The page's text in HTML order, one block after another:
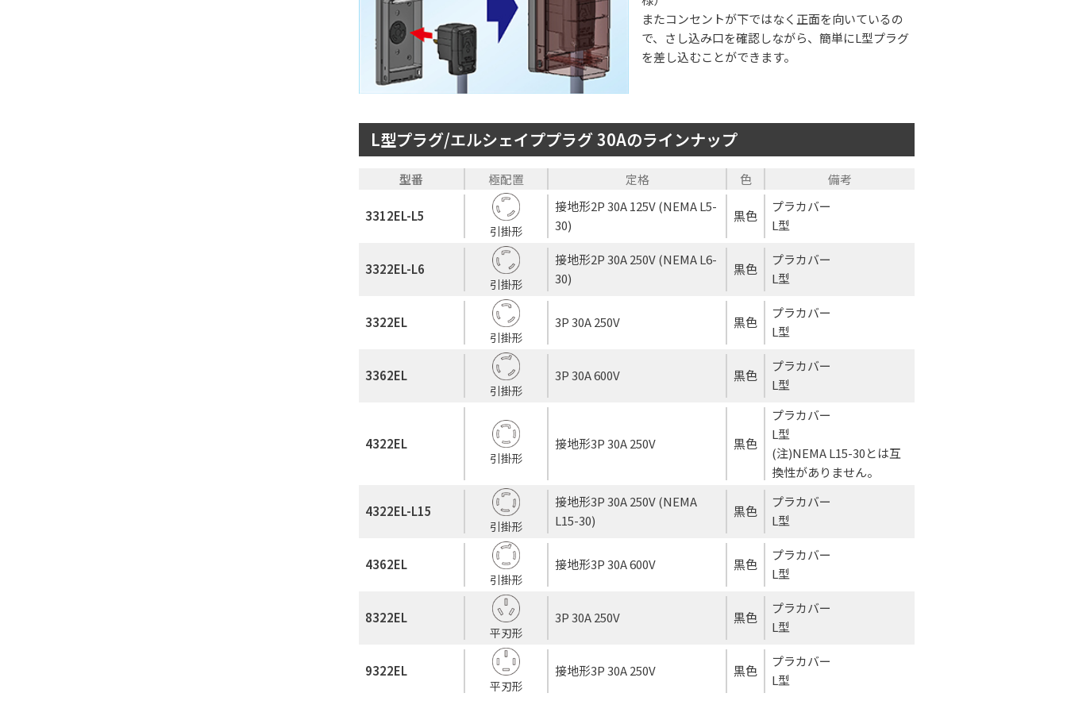
またコンセントが下ではなく正面を向いているの
で、さし込み口を確認しながら、簡単にL型プラグ
を差し込むことができます。
L型プラグ/エルシェイププラグ 30Aのラインナップ
型番 極配置 定格 色 備考
3312EL-L5
引掛形
接地形2P 30A 125V (NEMA L5-
30)
黒色
プラカバー
L型
3322EL-L6
引掛形
接地形2P 30A 250V (NEMA L6-
30)
黒色
プラカバー
L型
3322EL
引掛形
3P 30A 250V 黒色
プラカバー
L型
3362EL
引掛形
3P 30A 600V 黒色
プラカバー
L型
4322EL
引掛形
接地形3P 30A 250V 黒色
プラカバー
L型
(注)NEMA L15-30とは互
換性がありません。
4322EL-L15
引掛形
接地形3P 30A 250V (NEMA
L15-30)
黒色
プラカバー
L型
4362EL
引掛形
接地形3P 30A 600V 黒色
プラカバー
L型
8322EL
平刃形
3P 30A 250V 黒色
プラカバー
L型
9322EL
平刃形
接地形3P 30A 250V 黒色
プラカバー
L型